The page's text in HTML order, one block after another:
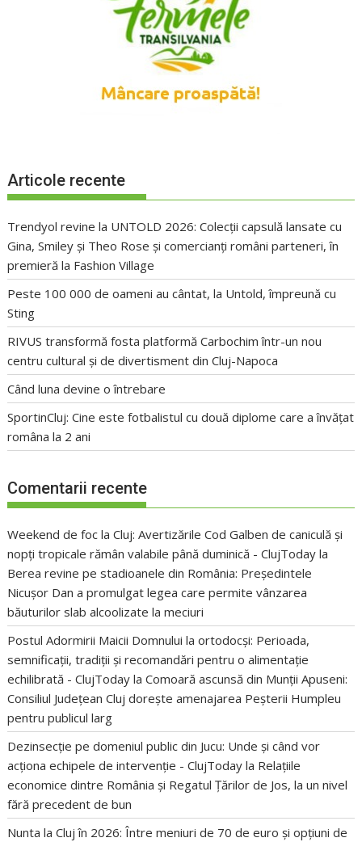
Articole recente
Trendyol revine la UNTOLD 2026: Colecții capsulă lansate cu
Gina, Smiley și Theo Rose și comercianți români parteneri, în
premieră la Fashion Village
Peste 100 000 de oameni au cântat, la Untold, împreună cu
Sting
RIVUS transformă fosta platformă Carbochim într-un nou
centru cultural și de divertisment din Cluj-Napoca
Când luna devine o întrebare
SportinCluj: Cine este fotbalistul cu două diplome care a învățat
româna la 2 ani
Comentarii recente
Weekend de foc la Cluj: Avertizările Cod Galben de caniculă și
nopți tropicale rămân valabile până duminică - ClujToday la
Berea revine pe stadioanele din România: Președintele
Nicușor Dan a promulgat legea care permite vânzarea
băuturilor slab alcoolizate la meciuri
Postul Adormirii Maicii Domnului la ortodocși: Perioada,
semnificații, tradiții și recomandări pentru o alimentație
echilibrată - ClujToday laComoară ascunsă din Munții Apuseni:
Consiliul Județean Cluj dorește amenajarea Peșterii Humpleu
pentru publicul larg
Dezinsecție pe domeniul public din Jucu: Unde și când vor
acționa echipele de intervenție - ClujToday la Relațiile
economice dintre România și Regatul Țărilor de Jos, la un nivel
fără precedent de bun
Nunta la Cluj în 2026: Între meniuri de 70 de euro și opțiuni de